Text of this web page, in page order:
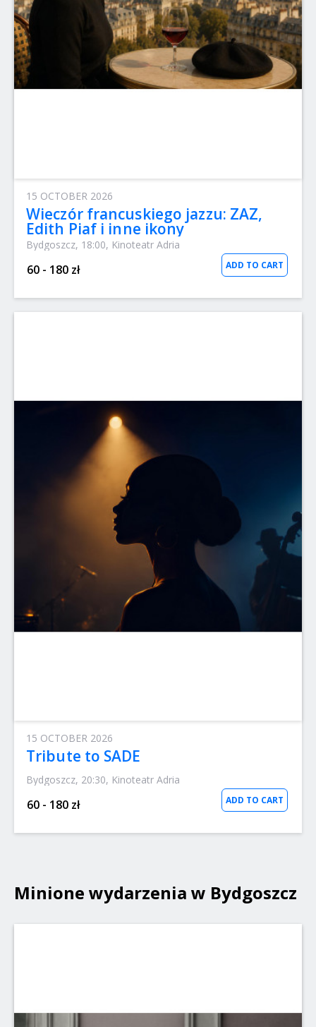
15 OCTOBER 2026
Wieczór francuskiego jazzu: ZAZ,
Edith Piaf i inne ikony
Bydgoszcz, 18:00, Kinoteatr Adria
ADD TO CART
60 - 180 zł
15 OCTOBER 2026
Tribute to SADE
Bydgoszcz, 20:30, Kinoteatr Adria
ADD TO CART
60 - 180 zł
Minione wydarzenia w Bydgoszcz